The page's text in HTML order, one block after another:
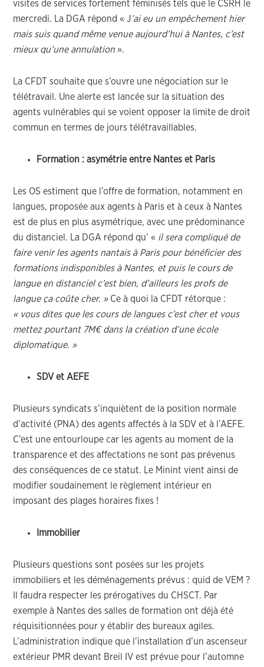
visites de services fortement féminisés tels que le CSRH le
mercredi. La DGA répond « J’ai eu un empêchement hier
mais suis quand même venue aujourd’hui à Nantes, c’est
mieux qu’une annulation ».
La CFDT souhaite que s’ouvre une négociation sur le
télétravail. Une alerte est lancée sur la situation des
agents vulnérables qui se voient opposer la limite de droit
commun en termes de jours télétravaillables.
Formation : asymétrie entre Nantes et Paris
Les OS estiment que l’offre de formation, notamment en
langues, proposée aux agents à Paris et à ceux à Nantes
est de plus en plus asymétrique, avec une prédominance
du distanciel. La DGA répond qu’ « il sera compliqué de
faire venir les agents nantais à Paris pour bénéficier des
formations indisponibles à Nantes, et puis le cours de
langue en distanciel c’est bien, d’ailleurs les profs de
langue ça coûte cher. » Ce à quoi la CFDT rétorque :
« vous dites que les cours de langues c’est cher et vous
mettez pourtant 7M€ dans la création d’une école
diplomatique. »
SDV et AEFE
Plusieurs syndicats s’inquiètent de la position normale
d’activité (PNA) des agents affectés à la SDV et à l’AEFE.
C’est une entourloupe car les agents au moment de la
transparence et des affectations ne sont pas prévenus
des conséquences de ce statut. Le Minint vient ainsi de
modifier soudainement le règlement intérieur en
imposant des plages horaires fixes !
Immobilier
Plusieurs questions sont posées sur les projets
immobiliers et les déménagements prévus : quid de VEM ?
Il faudra respecter les prérogatives du CHSCT. Par
exemple à Nantes des salles de formation ont déjà été
réquisitionnées pour y établir des bureaux agiles.
L’administration indique que l’installation d’un ascenseur
extérieur PMR devant Breil IV est prévue pour l’automne